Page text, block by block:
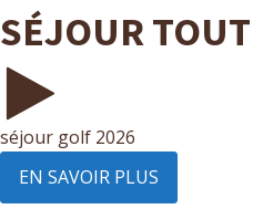
SÉJOUR
séjour golf 2026
EN SAVOIR PLUS